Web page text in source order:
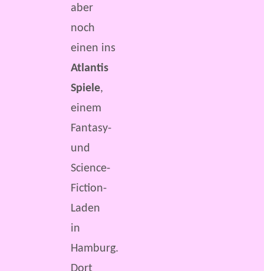
aber
noch
einen ins
Atlantis
Spiele,
einem
Fantasy-
und
Science-
Fiction-
Laden
in
Hamburg.